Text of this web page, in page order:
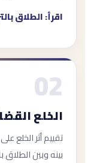
اقرأ: الطلاق
02
الخلع
تقييم أثر الخلع
بينه وبين الطلاق